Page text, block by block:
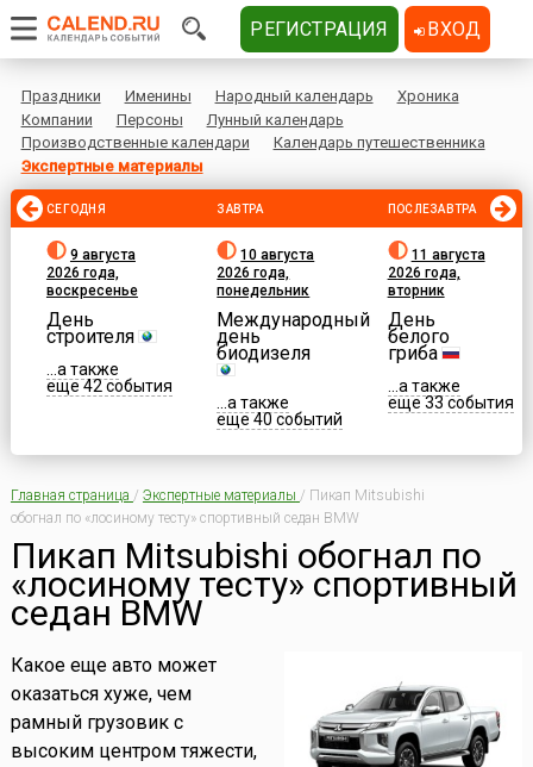
Праздники Именины Народный календарь
Хроника
Компании
Персоны
Лунный календарь
Производственные календари
Календарь путешественника
Экспертные материалы
СЕГОДНЯ
9 августа
2026 года,
воскресенье
День
строителя
...а также
еще 42 события
ЗАВТРА
10 августа
2026 года,
понедельник
Международный
день
биодизеля
...а также
еще 40 событий
ПОСЛЕЗАВТРА
11 августа
2026 года,
вторник
День
белого
гриба
...а также
еще 33 события
Главная страница / Экспертные материалы / Пикап Mitsubishi
обогнал по «лосиному тесту» спортивный седан BMW
Пикап Mitsubishi обогнал по
«лосиному тесту» спортивный
седан BMW
Какое еще авто может
оказаться хуже, чем
рамный грузовик с
высоким центром тяжести,
РЕГИСТРАЦИЯ ВХОД